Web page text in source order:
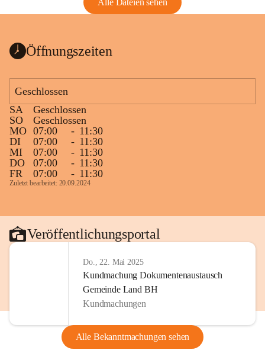
Alle Dateien sehen
Öffnungszeiten
Geschlossen
SA
Geschlossen
SO
Geschlossen
MO 07:00 - 11:30
DI
07:00 - 11:30
MI
07:00 - 11:30
DO
07:00 - 11:30
FR
07:00 - 11:30
Zuletzt bearbeitet: 20.09.2024
Veröffentlichungsportal
Do., 22. Mai 2025
Kundmachung Dokumentenaustausch
Gemeinde Land BH
Kundmachungen
Alle Bekanntmachungen sehen